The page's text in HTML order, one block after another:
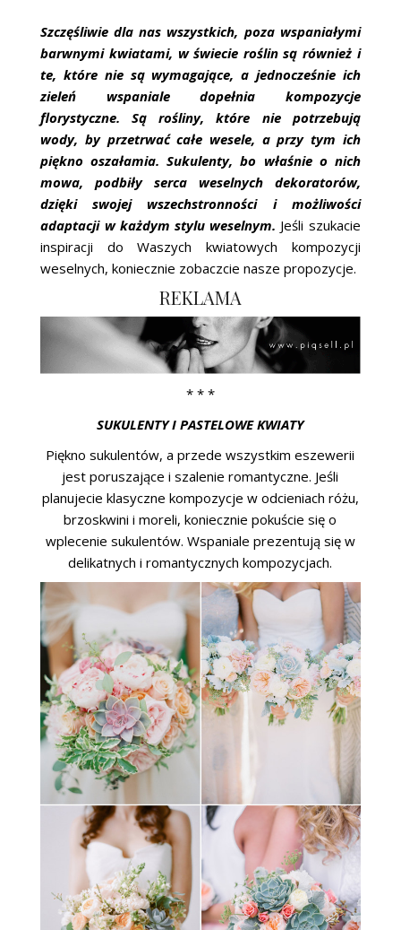
Szczęśliwie dla nas wszystkich, poza wspaniałymi
barwnymi kwiatami, w świecie roślin są również i
te, które nie są wymagające, a jednocześnie ich
zieleń wspaniale dopełnia kompozycje
florystyczne. Są rośliny, które nie potrzebują
wody, by przetrwać całe wesele, a przy tym ich
piękno oszałamia. Sukulenty, bo właśnie o nich
mowa, podbiły serca weselnych dekoratorów,
dzięki swojej wszechstronności i możliwości
adaptacji w każdym stylu weselnym. Jeśli szukacie
inspiracji do Waszych kwiatowych kompozycji
weselnych, koniecznie zobaczcie nasze propozycje.
REKLAMA
* * *
SUKULENTY I PASTELOWE KWIATY
Piękno sukulentów, a przede wszystkim eszewerii
jest poruszające i szalenie romantyczne. Jeśli
planujecie klasyczne kompozycje w odcieniach różu,
brzoskwini i moreli, koniecznie pokuście się o
wplecenie sukulentów. Wspaniale prezentują się w
delikatnych i romantycznych kompozycjach.